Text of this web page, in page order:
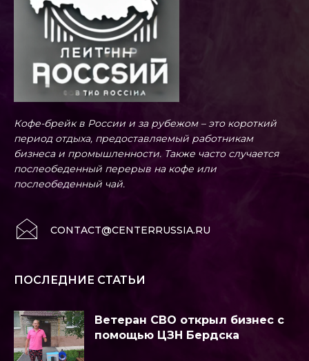
Кофе-брейк в России и за рубежом – это короткий
период отдыха, предоставляемый работникам
бизнеса и промышленности. Также часто случается
послеобеденный перерыв на кофе или
послеобеденный чай.
CONTACT@CENTERRUSSIA.RU
ПОСЛЕДНИЕ СТАТЬИ
Ветеран СВО открыл бизнес с
помощью ЦЗН Бердска